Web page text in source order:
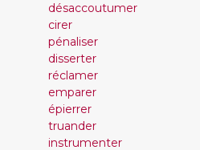
désaccoutumer
cirer
pénaliser
disserter
réclamer
emparer
épierrer
truander
instrumenter